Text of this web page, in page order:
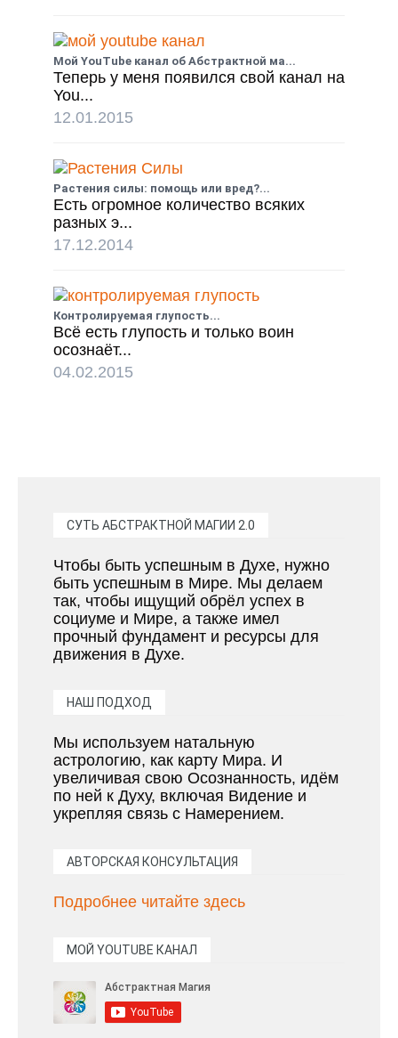
Мой YouTube канал об Абстрактной ма...
Теперь у меня появился свой канал на
You...
12.01.2015
Растения силы: помощь или вред?...
Есть огромное количество всяких
разных э...
17.12.2014
Контролируемая глупость...
Всё есть глупость и только воин
осознаёт...
04.02.2015
СУТЬ АБСТРАКТНОЙ МАГИИ 2.0
Чтобы быть успешным в Духе, нужно
быть успешным в Мире. Мы делаем
так, чтобы ищущий обрёл успех в
социуме и Мире, а также имел
прочный фундамент и ресурсы для
движения в Духе.
НАШ ПОДХОД
Мы используем натальную
астрологию, как карту Мира. И
увеличивая свою Осознанность, идём
по ней к Духу, включая Видение и
укрепляя связь с Намерением.
АВТОРСКАЯ КОНСУЛЬТАЦИЯ
Подробнее читайте здесь
МОЙ YOUTUBE КАНАЛ